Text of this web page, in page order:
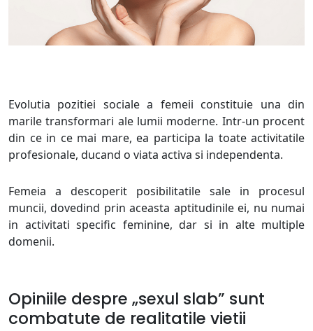
Evolutia pozitiei sociale a femeii constituie una din
marile transformari ale lumii moderne. Intr-un procent
din ce in ce mai mare, ea participa la toate activitatile
profesionale, ducand o viata activa si independenta.
Femeia a descoperit posibilitatile sale in procesul
muncii, dovedind prin aceasta aptitudinile ei, nu numai
in activitati specific feminine, dar si in alte multiple
domenii.
Opiniile despre „sexul slab” sunt
combatute de realitatile vietii